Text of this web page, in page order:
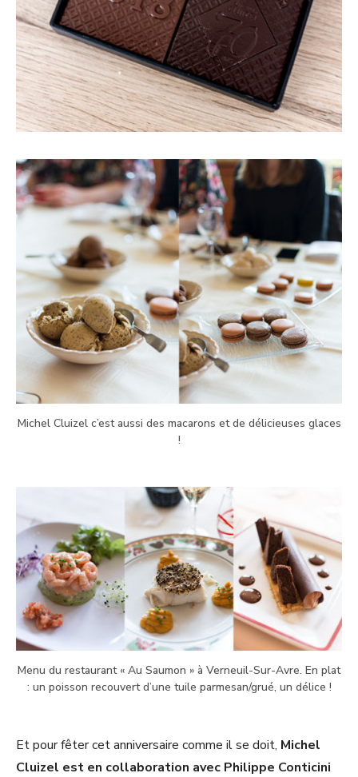
Michel Cluizel c’est aussi des macarons et de délicieuses glaces
!
Menu du restaurant « Au Saumon » à Verneuil-Sur-Avre. En plat
: un poisson recouvert d’une tuile parmesan/grué, un délice !
Et pour fêter cet anniversaire comme il se doit, Michel
Cluizel est en collaboration avec Philippe Conticini